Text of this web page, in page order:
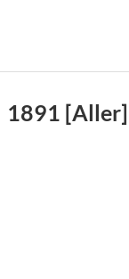
1891 [Aller]